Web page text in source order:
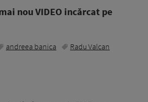
nou VIDEO incărcat pe
andreea banica
Radu Valcan